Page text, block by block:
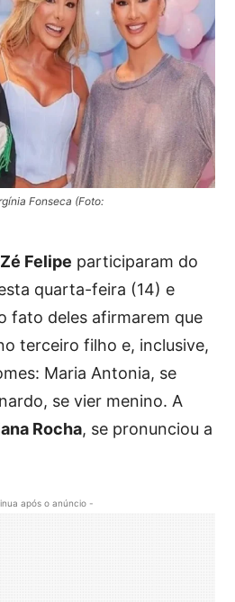
Fonseca (Foto:
Zé Felipe participaram do
quarta-feira (14) e
fato deles afirmarem que
terceiro filho e, inclusive,
Maria Antonia, se
se vier menino. A
Rocha, se pronunciou a
após o anúncio -